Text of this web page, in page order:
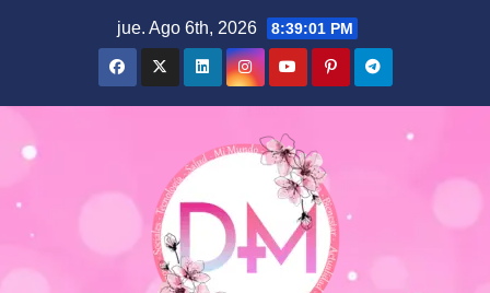
jue. Ago 6th, 2026 8:39:03 PM